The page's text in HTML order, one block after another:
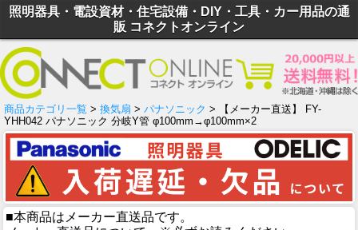
照明器具・電設資材・住宅設備・DIY・工具・カー用品の通
販 コネクトオンライン
商品カテゴリ一覧 > 換気扇 > パナソニック > 【メーカー直送】 FY-
YHH042 パナソニック 分岐Y管 φ100mm→φ100mm×2
■本商品はメーカー直送品です。